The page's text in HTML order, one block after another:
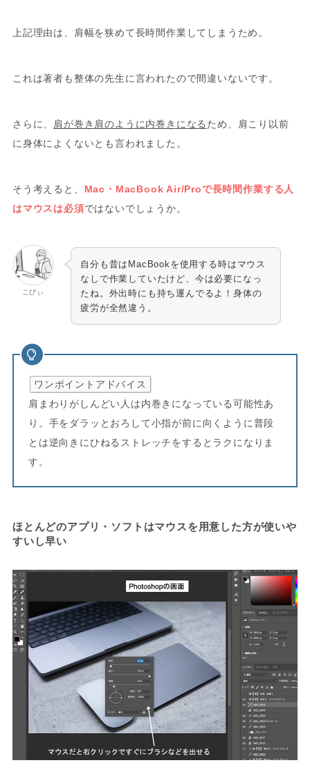
上記理由は、肩幅を狭めて長時間作業してしまうため。
これは著者も整体の先生に言われたので間違いないです。
さらに、 肩が巻き肩のように内巻きになる ため、肩こり以前
に身体によくないとも言われました。
そう考えると、 Mac・MacBook Air/Proで長時間作業する人
はマウスは必須ではないでしょうか。
こびぃ
自分も昔はMacBookを使用する時はマウス
なしで作業していたけど、今は必要になっ
たね。外出時にも持ち運んでるよ！身体の
疲労が全然違う。
ワンポイントアドバイス
肩まわりがしんどい人は内巻きになっている可能性あ
り。手をダラッとおろして小指が前に向くように普段
とは逆向きにひねるストレッチをするとラクになりま
す。
ほとんどのアプリ・ソフトはマウスを用意した方が使いや
すいし早い